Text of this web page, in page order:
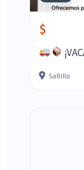
$
Saltillo